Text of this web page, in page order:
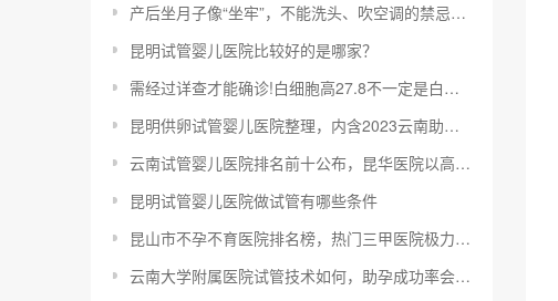
产后坐月子像“坐牢”，不能洗头、吹空调的禁忌别信了
昆明试管婴儿医院比较好的是哪家？
需经过详查才能确诊!白细胞高27.8不一定是白血病
昆明供卵试管婴儿医院整理，内含2023云南助孕费用明细
云南试管婴儿医院排名前十公布，昆华医院以高成功率霸占榜首
昆明试管婴儿医院做试管有哪些条件
昆山市不孕不育医院排名榜，热门三甲医院极力推荐
云南大学附属医院试管技术如何，助孕成功率会告诉你答案